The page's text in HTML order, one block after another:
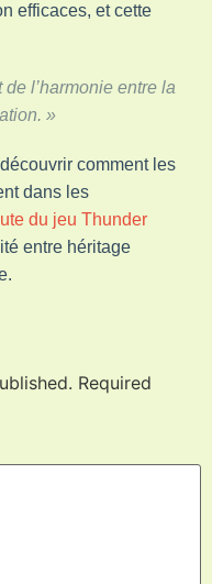
efficaces, et cette
l’harmonie entre la
»
comment les
dans les
du jeu Thunder
entre héritage
Required